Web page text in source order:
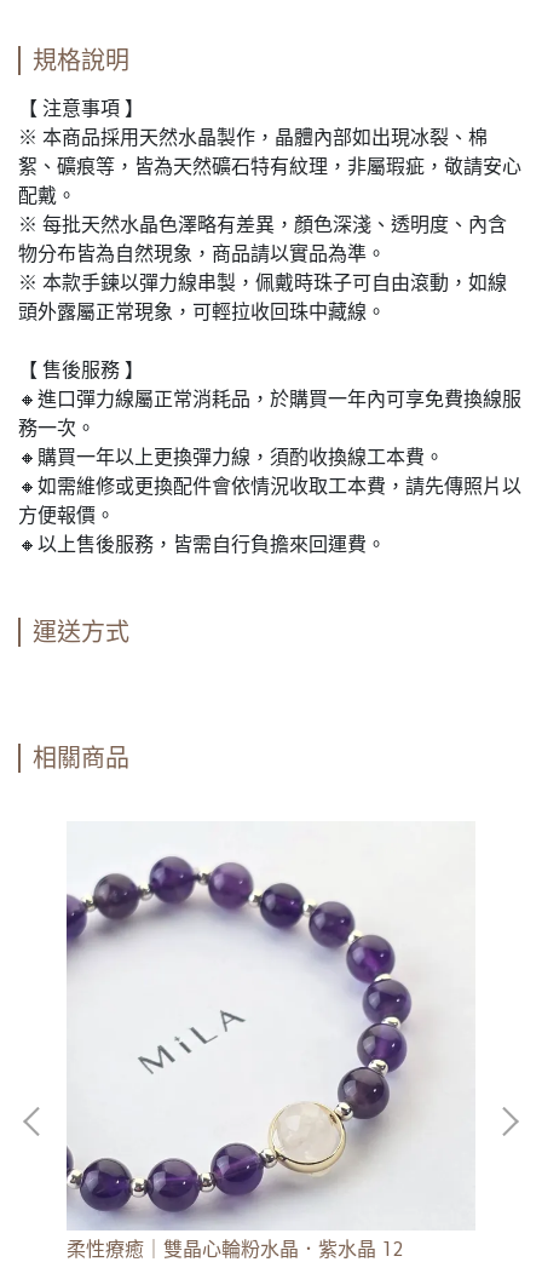
規格說明
【 注意事項 】
※ 本商品採用天然水晶製作，晶體內部如出現冰裂、棉
絮、礦痕等，皆為天然礦石特有紋理，非屬瑕疵，敬請安心
配戴。
※ 每批天然水晶色澤略有差異，顏色深淺、透明度、內含
物分布皆為自然現象，商品請以實品為準。
※ 本款手鍊以彈力線串製，佩戴時珠子可自由滾動，如線
頭外露屬正常現象，可輕拉收回珠中藏線。
【 售後服務 】
🔸進口彈力線屬正常消耗品，於購買一年內可享免費換線服
務一次。
🔸購買一年以上更換彈力線，須酌收換線工本費。
🔸如需維修或更換配件會依情況收取工本費，請先傳照片以
方便報價。
🔸以上售後服務，皆需自行負擔來回運費。
運送方式
相關商品
柔性療癒｜雙晶心輪粉水晶．紫水晶 12